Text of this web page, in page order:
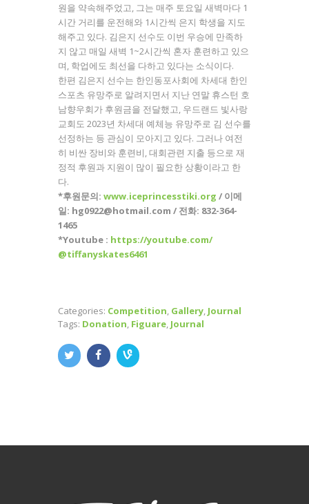
원을 약속해주었고, 그는 매주 토요일 새벽마다 1
시간 거리를 운전해와 1시간씩 은지 학생을 지도
해주고 있다. 김은지 선수도 이번 우승에 만족하
지 않고 매일 새벽 1~2시간씩 혼자 훈련하고 있으
며, 학업에도 최선을 다하고 있다는 소식이다.
한편 김은지 선수는 한인동포사회에 차세대 한인
스포츠 유망주로 알려지면서 지난 연말 휴스턴 호
남향우회가 후원금을 전달했고, 우드랜드 빛사랑
교회도 2023년 차세대 예체능 유망주로 김 선수를
선정하는 등 관심이 모아지고 있다. 그러나 여전
히 비싼 장비와 훈련비, 대회관련 지출 등으로 재
정적 후원과 지원이 많이 필요한 상황이라고 한
다.
*후원문의: www.iceprincesstiki.org / 이메
일: hg0922@hotmail.com / 전화: 832-364-
1465
*Youtube : https://youtube.com/
@tiffanyskates6461
Categories: Competition, Gallery, Journal
Tags: Donation, Figuare, Journal